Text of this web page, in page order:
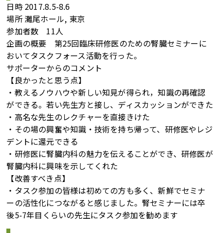
日時 2017.8.5-8.6
場所 灘尾ホール, 東京
参加者数 11人
企画の概要 第25回臨床研修医のための腎臓セミナーに
おいてタスクフォース活動を行った。
サポーターからのコメント
【良かったと思う点】
・教えるノウハウや新しい知見が得られ，知識の再確認
ができる。若い先生方と接し、ディスカッションができた
・高名な先生のレクチャーを直接きけた
・その場の興奮や知識・技術を持ち帰って、研修医やレジ
デントに還元できる
・研修医に腎臓内科の魅力を伝えることができ、研修医が
腎臓内科に興味を示してくれた
【改善すべき点】
・タスク参加の皆様は初めての方も多く、新鮮でセミナ
ーの活性化につながると感じました。腎セミナーには卒
後5-7年目くらいの先生にタスク参加を勧めます